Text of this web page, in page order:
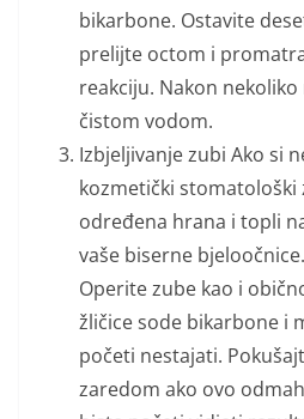
bikarbone. Ostavite
prelijte octom i
reakciju. Nakon
čistom vodom.
Izbjeljivanje zubi Ako si
kozmetički stomatološki
određena hrana i topli
vaše biserne
Operite zube kao i
žličice sode bikarbone i
početi nestajati.
zaredom ako ovo